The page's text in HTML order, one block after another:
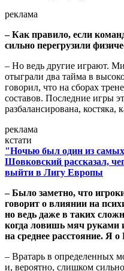
реклама
– Как правило, если
сильно перегрузили
– Но ведь другие играют.
отыграли два тайма в
говорил, что на сборах
составов. Последние игры
разбалансирована, костяка,
реклама
кстати
"Ночью был один из
Шовковский рассказал,
выйти в Лигу Европы
– Было заметно, что
говорит о влиянии на
но ведь даже в таких
когда ловишь мяч руками
на среднее расстояние. Я
– Вратарь в определенных
и, вероятно, слишком